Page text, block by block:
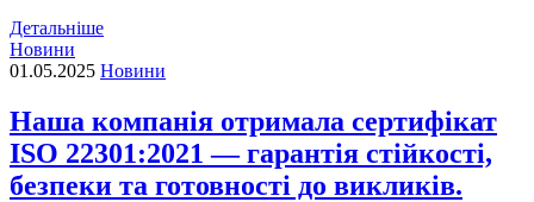
Детальніше
Новини
01.05.2025 Новини
Наша компанія отримала сертифікат
ISO 22301:2021 — гарантія стійкості,
безпеки та готовності до викликів.